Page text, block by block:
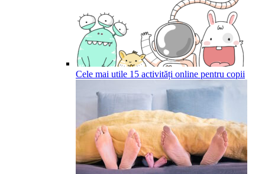
Cele mai utile 15 activități online pentru copii